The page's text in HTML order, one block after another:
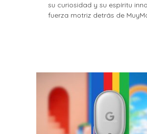
su curiosidad y su espíritu
fuerza motriz detrás de